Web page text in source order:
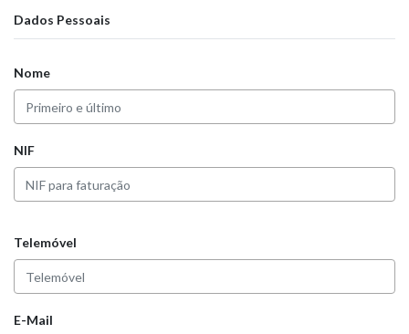
Dados Pessoais
Nome
NIF
Telemóvel
E-Mail